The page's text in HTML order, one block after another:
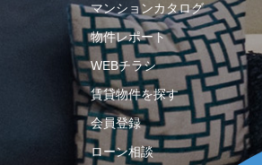
マンションカタログ
物件レポート
WEBチラシ
賃貸物件を探す
会員登録
ローン相談